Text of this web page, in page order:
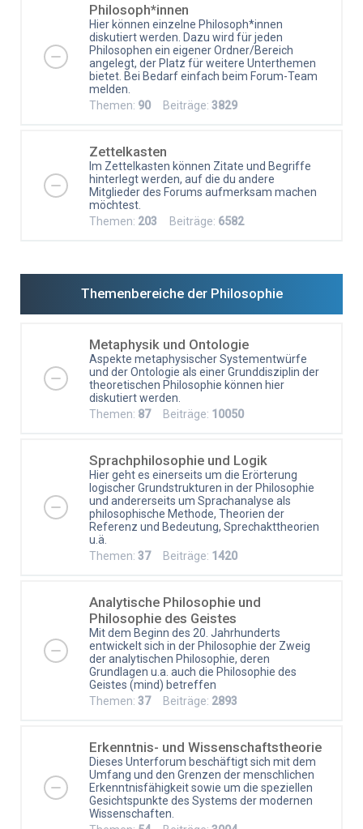
Philosoph*innen
Hier können einzelne Philosoph*innen
diskutiert werden. Dazu wird für jeden
Philosophen ein eigener Ordner/Bereich
angelegt, der Platz für weitere Unterthemen
bietet. Bei Bedarf einfach beim Forum-Team
melden.
Themen: 90 Beiträge: 3829
Zettelkasten
Im Zettelkasten können Zitate und Begriffe
hinterlegt werden, auf die du andere
Mitglieder des Forums aufmerksam machen
möchtest.
Themen: 203 Beiträge: 6582
Themenbereiche der Philosophie
Metaphysik und Ontologie
Aspekte metaphysischer Systementwürfe
und der Ontologie als einer Grunddisziplin der
theoretischen Philosophie können hier
diskutiert werden.
Themen: 87Beiträge: 10050
Sprachphilosophie und Logik
Hier geht es einerseits um die Erörterung
logischer Grundstrukturen in der Philosophie
und andererseits um Sprachanalyse als
philosophische Methode, Theorien der
Referenz und Bedeutung, Sprechakttheorien
u.ä.
Themen: 37Beiträge: 1420
Analytische Philosophie und
Philosophie des Geistes
Mit dem Beginn des 20. Jahrhunderts
entwickelt sich in der Philosophie der Zweig
der analytischen Philosophie, deren
Grundlagen u.a. auch die Philosophie des
Geistes (mind) betreffen
Themen: 37Beiträge: 2893
Erkenntnis- und Wissenschaftstheorie
Dieses Unterforum beschäftigt sich mit dem
Umfang und den Grenzen der menschlichen
Erkenntnisfähigkeit sowie um die speziellen
Gesichtspunkte des Systems der modernen
Wissenschaften.